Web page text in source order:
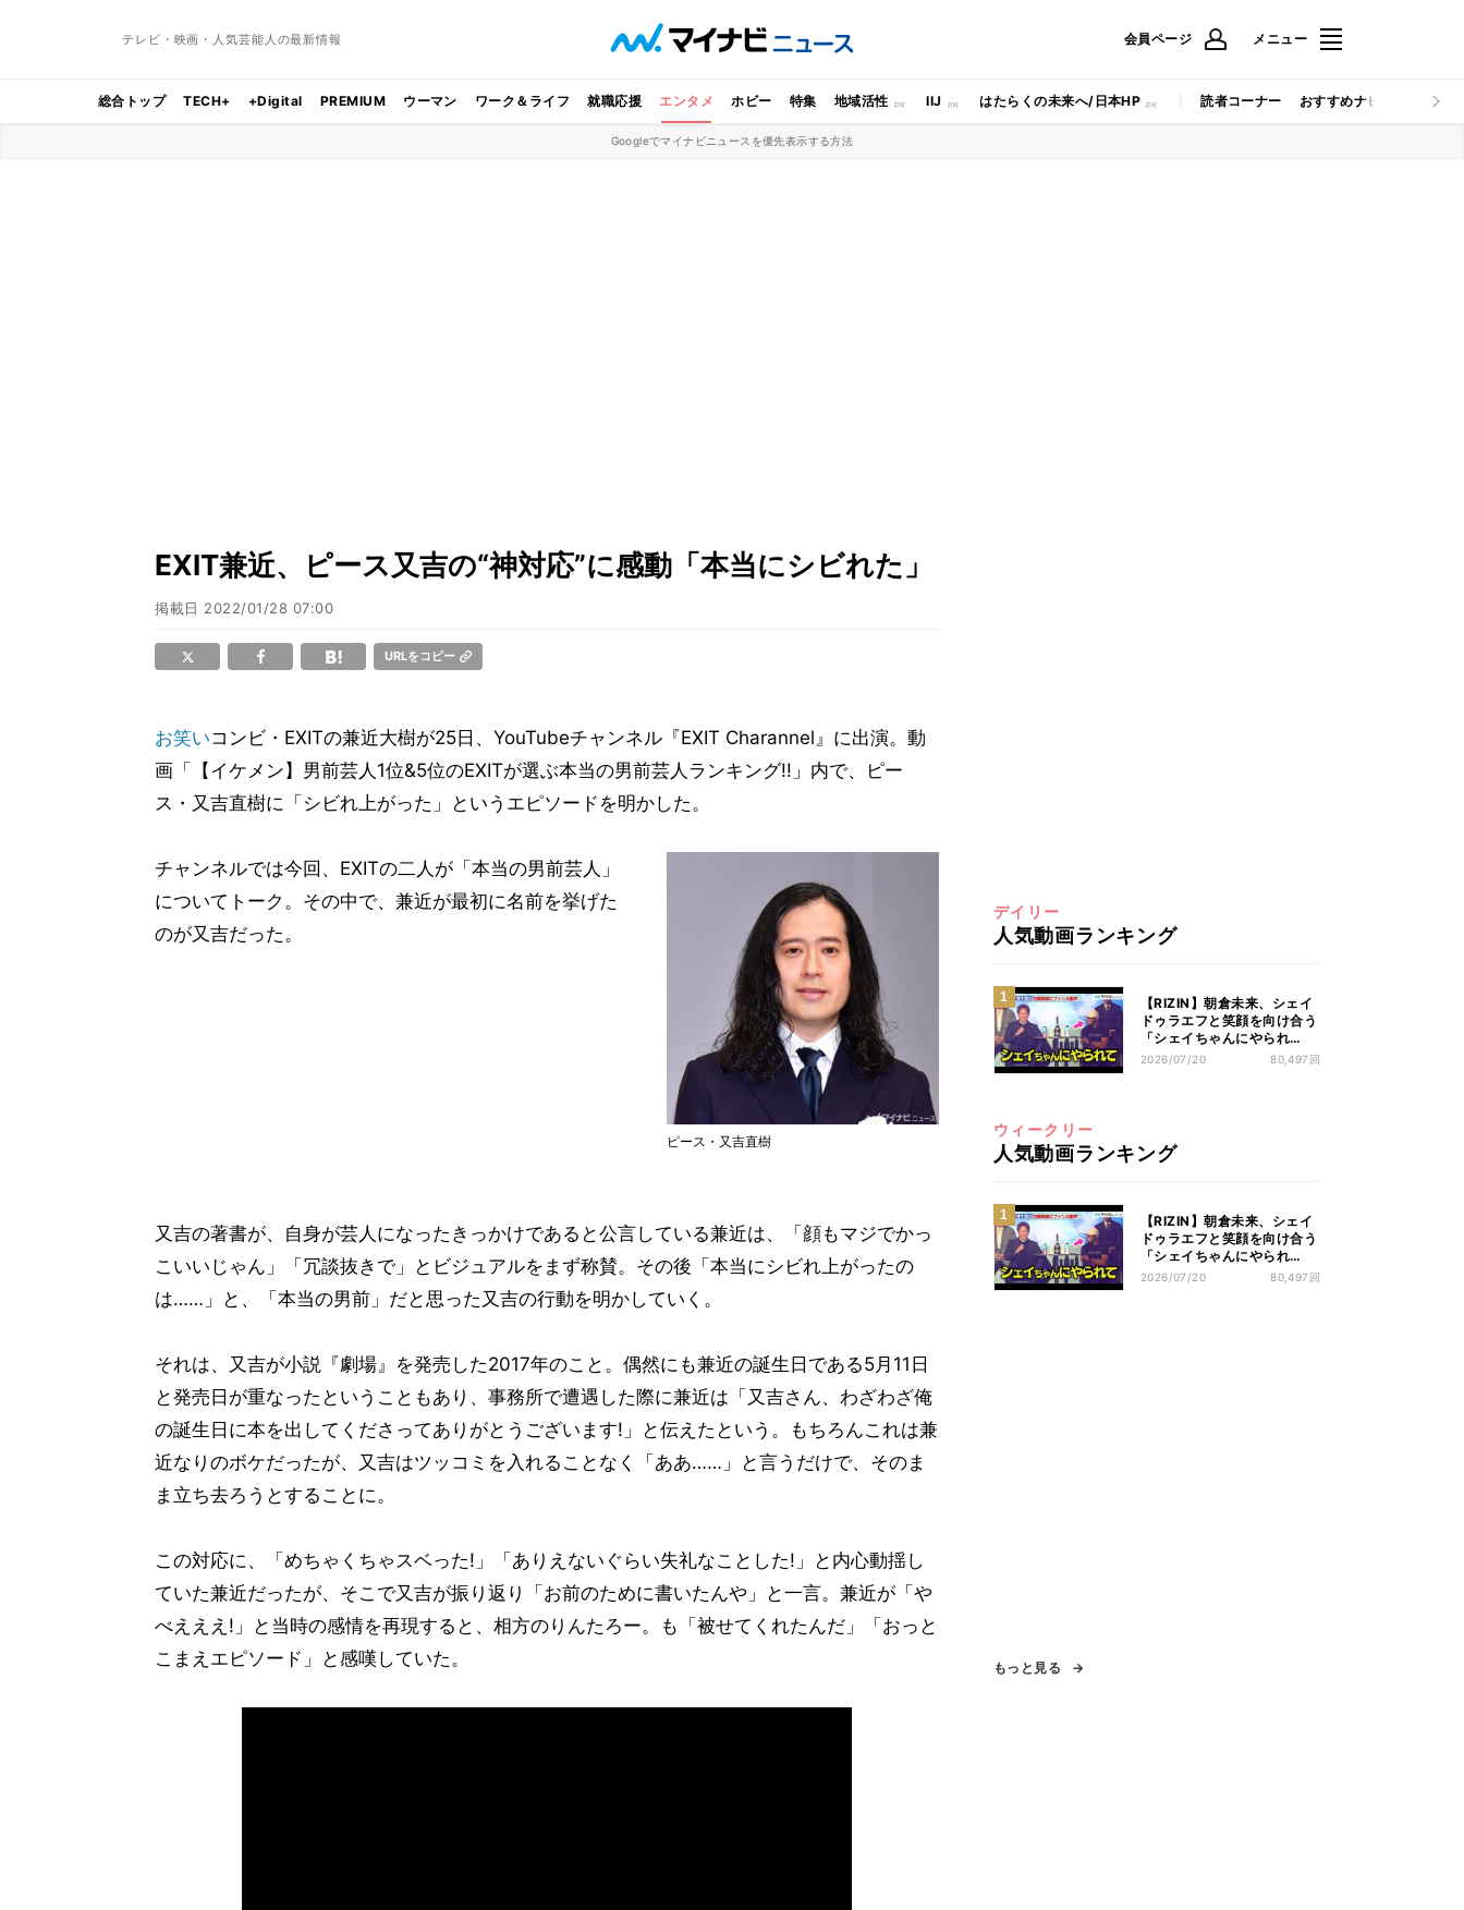
テレビ・映画・人気芸能人の最新情報 会員ページ メニュー
総合トップ TECH+ +Digital PREMIUM ウーマン ワーク＆ライフ 就職応援 エンタメ ホビー 特集 地域活性 IIJ はたらくの未来へ/日本HP 読者コーナー おすすめナビ マイナビ
Googleでマイナビニュースを優先表示する方法
EXIT兼近、ピース又吉の“神対応”に感動「本当にシビれた」
掲載日 2022/01/28 07:00
URLをコピー
お笑いコンビ・EXITの兼近大樹が25日、YouTubeチャンネル『EXIT Charannel』に出演。動
画「【イケメン】男前芸人1位&5位のEXITが選ぶ本当の男前芸人ランキング!!」内で、ピー
ス・又吉直樹に「シビれ上がった」というエピソードを明かした。
ピース・又吉直樹
チャンネルでは今回、EXITの二人が「本当の男前芸人」
についてトーク。その中で、兼近が最初に名前を挙げた
のが又吉だった。
又吉の著書が、自身が芸人になったきっかけであると公言している兼近は、「顔もマジでかっ
こいいじゃん」「冗談抜きで」とビジュアルをまず称賛。その後「本当にシビれ上がったの
は……」と、「本当の男前」だと思った又吉の行動を明かしていく。
それは、又吉が小説『劇場』を発売した2017年のこと。偶然にも兼近の誕生日である5月11日
と発売日が重なったということもあり、事務所で遭遇した際に兼近は「又吉さん、わざわざ俺
の誕生日に本を出してくださってありがとうございます!」と伝えたという。もちろんこれは兼
近なりのボケだったが、又吉はツッコミを入れることなく「ああ……」と言うだけで、そのま
ま立ち去ろうとすることに。
この対応に、「めちゃくちゃスベった!」「ありえないぐらい失礼なことした!」と内心動揺し
ていた兼近だったが、そこで又吉が振り返り「お前のために書いたんや」と一言。兼近が「や
べえええ!」と当時の感情を再現すると、相方のりんたろー。も「被せてくれたんだ」「おっと
こまえエピソード」と感嘆していた。
デイリー
人気動画ランキング
【RIZIN】朝倉未来、シェイ
ドゥラエフと笑顔を向け合う
「シェイちゃんにやられ
て…」
2026/07/20 80,497回
ウィークリー
人気動画ランキング
【RIZIN】朝倉未来、シェイ
ドゥラエフと笑顔を向け合う
「シェイちゃんにやられ
て…」
2026/07/20 80,497回
もっと見る